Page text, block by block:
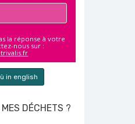
la réponse à votre
nous sur :
in english
DÉCHETS ?